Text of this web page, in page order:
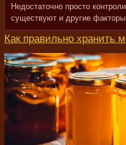
Недостаточно просто
существуют и другие
Как правильно хранить